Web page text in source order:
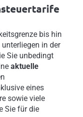
bis hin
in der
Sie unbedingt
aktuelle
eines
sowie viele
Sie für die